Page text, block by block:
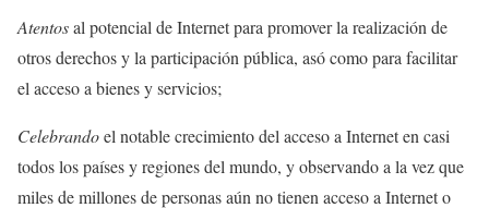
Atentosal potencial de Internet para promover la realización de
otros derechos y la participación pública, asó como para facilitar
el acceso a bienes y servicios;
Celebrandoel notable crecimiento del acceso a Internet en casi
todos los países y regiones del mundo, y observando a la vez que
miles de millones de personas aún no tienen acceso a Internet o